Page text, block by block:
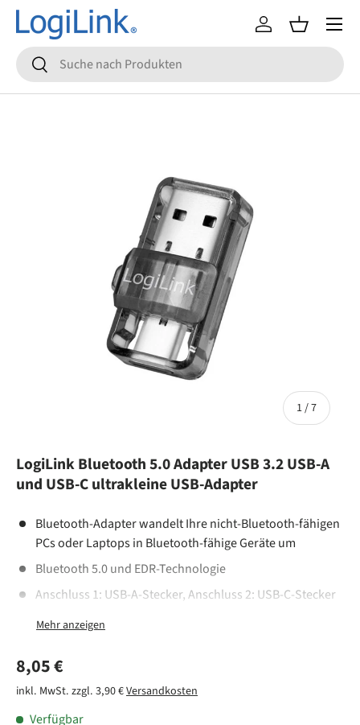
Direkt zum Inhalt
Suchen
Suchen
Einloggen
Menü
1/von
7
LogiLink Bluetooth 5.0 Adapter USB 3.2 USB-A
und USB-C ultrakleine USB-Adapter
Bluetooth-Adapter wandelt Ihre nicht-Bluetooth-fähigen
PCs oder Laptops in Bluetooth-fähige Geräte um
Bluetooth 5.0 und EDR-Technologie
Anschluss 1: USB-A-Stecker, Anschluss 2: USB-C-Stecker
Mini-Größe, perfekt für unterwegs
Schnelle Kopplung
Stabile und energiesparende Verbindung
Normaler Preis
8,05 €
inkl. MwSt. zzgl. 3,90 €Versandkosten
Verfügbar